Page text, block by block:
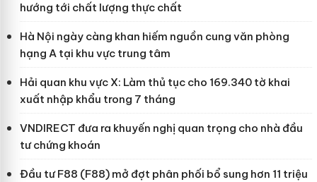
hướng tới chất lượng thực chất
Hà Nội ngày càng khan hiếm nguồn cung văn phòng
hạng A tại khu vực trung tâm
Hải quan khu vực X: Làm thủ tục cho 169.340 tờ khai
xuất nhập khẩu trong 7 tháng
VNDIRECT đưa ra khuyến nghị quan trọng cho nhà đầu
tư chứng khoán
Đầu tư F88 (F88) mở đợt phân phối bổ sung hơn 11 triệu